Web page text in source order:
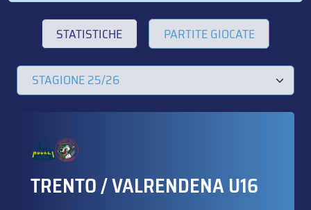
STATISTICHE PARTITE GIOCATE
TRENTO / VALRENDENA U16